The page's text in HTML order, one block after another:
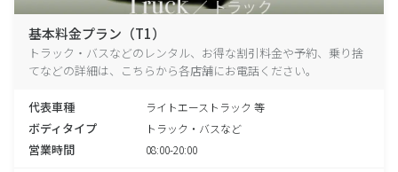
基本料金プラン（T1）
トラック・バスなどのレンタル、お得な割引料金や予約、乗り捨
てなどの詳細は、こちらから各店舗にお電話ください。
代表車種 ライトエーストラック 等
ボディタイプ トラック・バスなど
営業時間 08:00-20:00